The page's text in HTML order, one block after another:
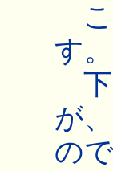
こ
す。
下
が
ので